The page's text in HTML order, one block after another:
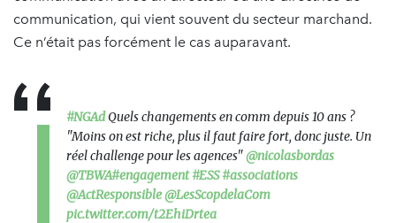
communication, qui vient souvent du secteur marchand.
Ce n’était pas forcément le cas auparavant.
#NGAdQuels changements en comm depuis 10 ans ?
"Moins on est riche, plus il faut faire fort, donc juste. Un
réel challenge pour les agences"@nicolasbordas
@TBWA#engagement#ESS#associations
@ActResponsible@LesScopdelaCom
pic.twitter.com/t2EhiDrtea